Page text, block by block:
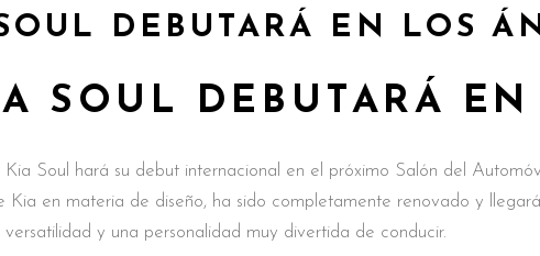
DEBUTARÁ EN LOS
SOUL DEBUTARÁ EN
Kia Soul hará su debut internacional en el próximo Salón del
Kia en materia de diseño, ha sido completamente renovado y
versatilidad y una personalidad muy divertida de conducir.